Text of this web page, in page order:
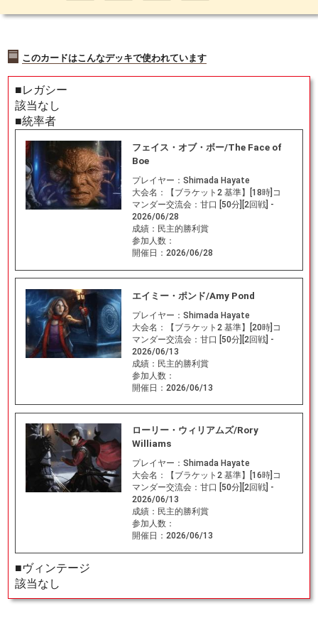
このカードはこんなデッキで使われています
■レガシー
該当なし
■統率者
フェイス・オブ・ボー/The Face of
Boe
プレイヤー： Shimada Hayate
大会名：
【ブラケット2 基準】[18時]コ
マンダー交流会：甘口 [50分][2回戦] -
2026/06/28
成績： 民主的勝利賞
参加人数：
開催日： 2026/06/28
エイミー・ポンド/Amy Pond
プレイヤー： Shimada Hayate
大会名：
【ブラケット2 基準】[20時]コ
マンダー交流会：甘口 [50分][2回戦] -
2026/06/13
成績： 民主的勝利賞
参加人数：
開催日： 2026/06/13
ローリー・ウィリアムズ/Rory
Williams
プレイヤー： Shimada Hayate
大会名：
【ブラケット2 基準】[16時]コ
マンダー交流会：甘口 [50分][2回戦] -
2026/06/13
成績： 民主的勝利賞
参加人数：
開催日： 2026/06/13
■ヴィンテージ
該当なし